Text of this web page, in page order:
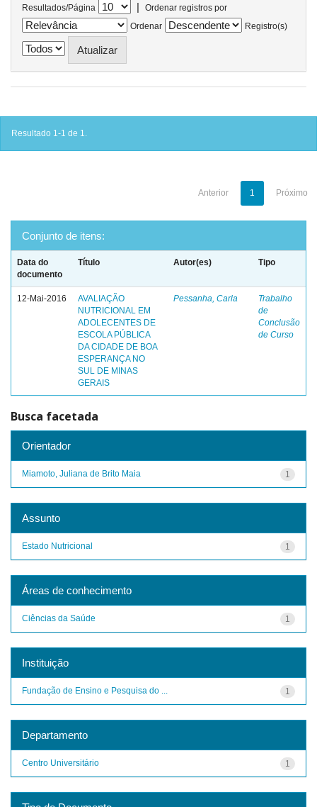
Resultados/Página |
Ordenar registros por
Ordenar
Registro(s)
Resultado 1-1 de 1.
Anterior 1 Próximo
Conjunto de itens:
Data do
documento
Título Autor(es) Tipo
12-Mai-2016
AVALIAÇÃO
NUTRICIONAL EM
ADOLECENTES DE
ESCOLA PÚBLICA
DA CIDADE DE BOA
ESPERANÇA NO
SUL DE MINAS
GERAIS
Pessanha, Carla
Trabalho
de
Conclusão
de Curso
Busca facetada
Orientador
1
Miamoto, Juliana de Brito Maia
Assunto
1
Estado Nutricional
Áreas de conhecimento
1
Ciências da Saúde
Instituição
1
Fundação de Ensino e Pesquisa do ...
Departamento
1
Centro Universitário